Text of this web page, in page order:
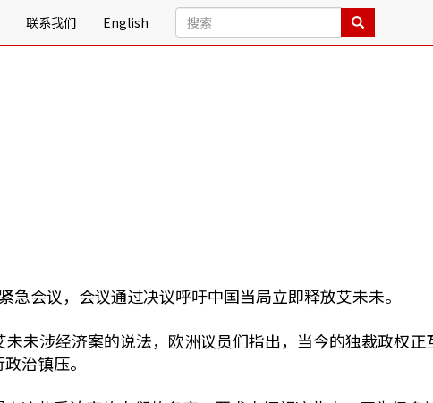
联系我们 English
会议，会议通过决议呼吁中国当局立即释放艾未未。
未涉经济案的说法，欧洲议员们指出，当今的独裁政权正
治镇压。